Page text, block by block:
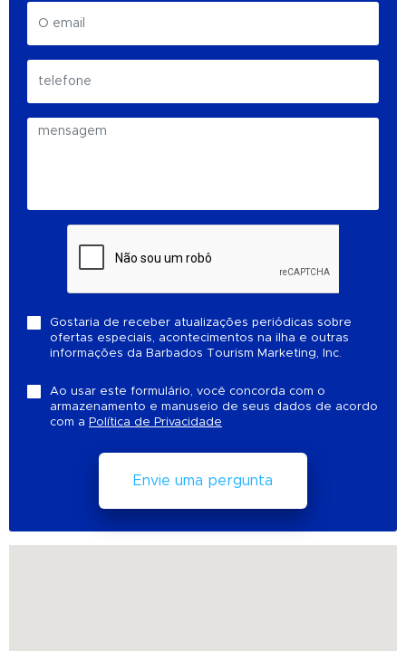
Gostaria de receber atualizações periódicas sobre
ofertas especiais, acontecimentos na ilha e outras
informações da Barbados Tourism Marketing, Inc.
Ao usar este formulário, você concorda com o
armazenamento e manuseio de seus dados de acordo
com a Política de Privacidade